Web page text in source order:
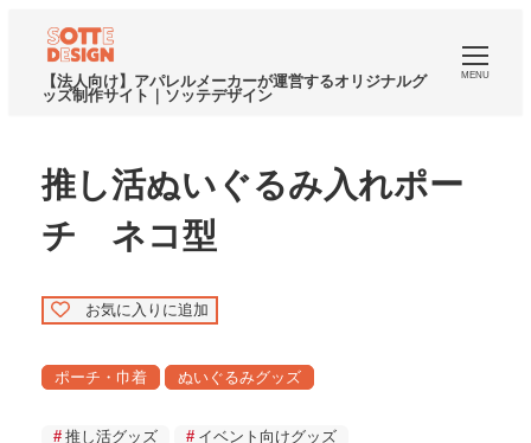
【法人向け】アパレルメーカーが運営するオリジナルグ
ッズ制作サイト｜ソッテデザイン
MENU
推し活ぬいぐるみ入れポー
チ ネコ型
お気に入りに追加
ポーチ・巾着 ぬいぐるみグッズ
推し活グッズ イベント向けグッズ